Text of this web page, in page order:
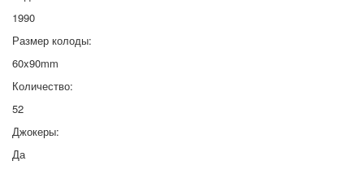
1990
Размер колоды:
60x90mm
Количество:
52
Джокеры:
Да